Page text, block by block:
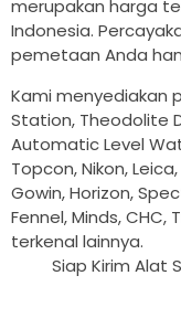
merupakan harga
Indonesia.
pemetaan Anda
Kami menyediakan
Station, Theodolite
Automatic Level
Topcon, Nikon,
Gowin, Horizon,
Fennel, Minds,
terkenal lainnya.
Siap Kirim Alat